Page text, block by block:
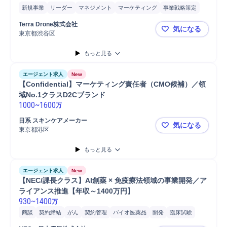
新規事業 リーダー マネジメント マーケティング
事業戦略策定
営業 パートナー
顧客対応
Terra Drone株式会社
東京都渋谷区
【次世代経
気になる
もっと見る
エージェント求人 New
【Confidential】マーケティング責任者（CMO候補）／領
域No.1クラスD2Cブランド
1000~1600万
日系 スキンケアメーカー
東京都港区
【
気になる
もっと見る
エージェント求人 New
【NEC/課長クラス】AI創薬 × 免疫療法領域の事業開発／ア
ライアンス推進【年収～1400万円】
930~1400万
商談 契約締結 がん 契約管理 バイオ医薬品 開発
臨床試験
アライアンス
事業戦略立案